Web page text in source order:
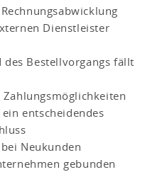
Dienstleister
Bestellvorgangs fällt
entscheidendes
Neukunden
gebunden